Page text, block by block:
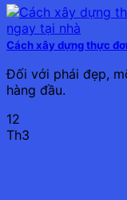
Cách xây dựng thực
Đối với phái đẹp,
hàng đầu.
12
Th3